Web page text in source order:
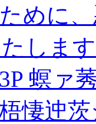
めに
しま
螟ァ
悽迚